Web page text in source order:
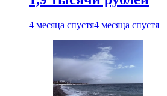
4 месяца спустя4 месяца спустя